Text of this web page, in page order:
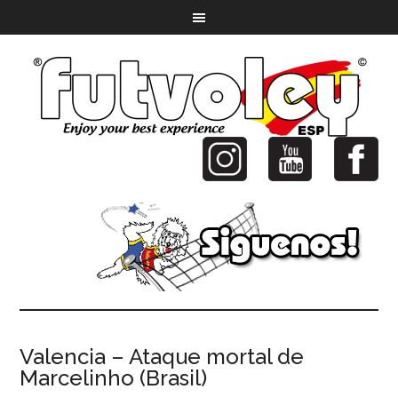
Valencia – Ataque mortal de
Marcelinho (Brasil)